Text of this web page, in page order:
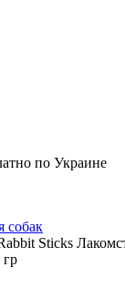
по Украине
собак
Sticks
гр